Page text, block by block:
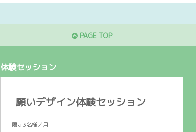
PAGE TOP
体験セッション
願いデザイン体験セッション
限定3名様／月